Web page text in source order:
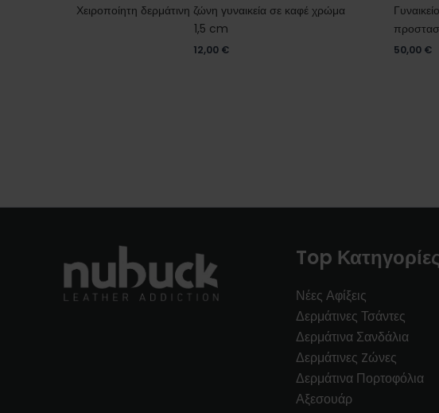
Χειροποίητη δερμάτινη ζώνη γυναικεία σε καφέ χρώμα
1,5 cm
12,00 € 50,00 €
Top Κατηγορίες
Νέες Αφίξεις
Δερμάτινες Τσάντες
Δερμάτινα Σανδάλια
Δερμάτινες Zώνες
Δερμάτινα Πορτοφόλια
Αξεσουάρ